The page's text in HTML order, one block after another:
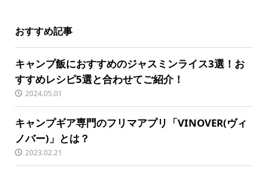
おすすめ記事
キャンプ飯におすすめのジャスミンライス3選！お
すすめレシピ5選と合わせてご紹介！
2024.05.01
キャンプギア専門のフリマアプリ「VINOVER(ヴィ
ノバー)」とは？
2023.02.21